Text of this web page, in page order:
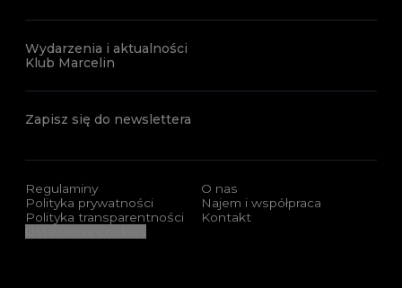
Wydarzenia i aktualności
Klub Marcelin
Zapisz się do newslettera
Regulaminy
Polityka prywatności
Polityka transparentności
O nas
Najem i współpraca
Kontakt